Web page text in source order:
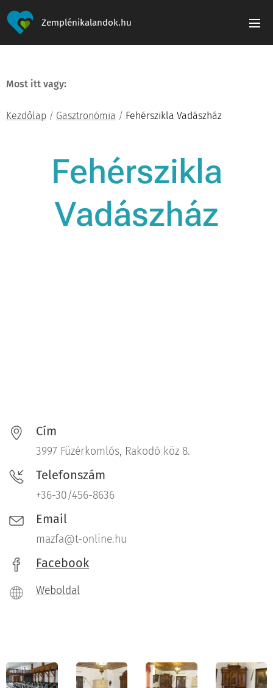
Zemplénikalandok.hu
Most itt vagy:
Kezdőlap / Gasztronómia / Fehérszikla Vadászház
Fehérszikla
Vadászház
Cím
3997 Füzérkomlós, Rakodó köz 8.
Telefonszám
+36-30/456-8636
Email
mazfa@t-online.hu
Facebook
Weboldal